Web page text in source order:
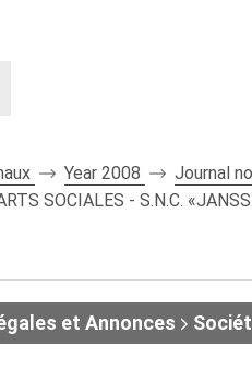
Year 2008
Journal
SOCIALES - S.N.C.
et Annonces